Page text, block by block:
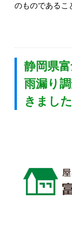
のものであるこ
静岡県
雨漏り
きました